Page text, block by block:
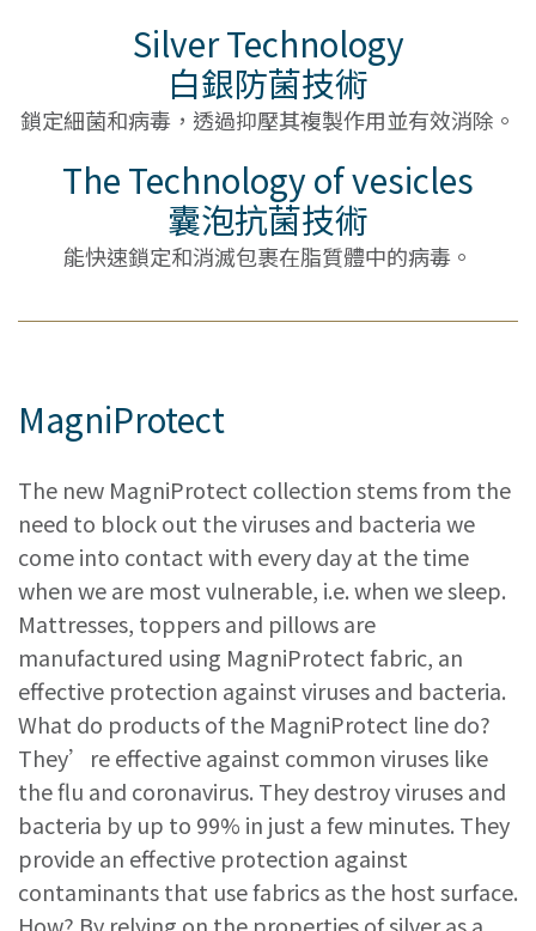
Silver Technology
白銀防菌技術
鎖定細菌和病毒，透過抑壓其複製作用並有效消除。
The Technology of vesicles
囊泡抗菌技術
能快速鎖定和消滅包裹在脂質體中的病毒。
MagniProtect
The new MagniProtect collection stems from the
need to block out the viruses and bacteria we
come into contact with every day at the time
when we are most vulnerable, i.e. when we sleep.
Mattresses, toppers and pillows are
manufactured using MagniProtect fabric, an
effective protection against viruses and bacteria.
What do products of the MagniProtect line do?
They’re effective against common viruses like
the flu and coronavirus. They destroy viruses and
bacteria by up to 99% in just a few minutes. They
provide an effective protection against
contaminants that use fabrics as the host surface.
How? By relying on the properties of silver as a